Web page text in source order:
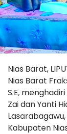
Nias Barat,
Nias Barat
S.E,
Zai dan Yanti
Kabupaten